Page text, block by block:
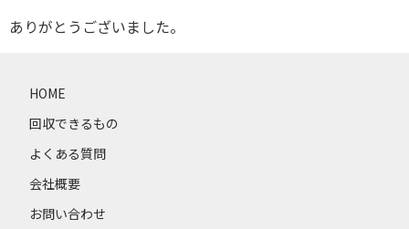
ありがとうございました。
HOME
回収できるもの
よくある質問
会社概要
お問い合わせ